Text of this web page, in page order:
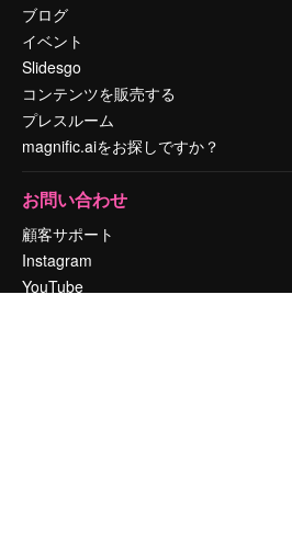
ブログ
イベント
Slidesgo
コンテンツを販売する
プレスルーム
magnific.aiをお探しですか？
お問い合わせ
顧客サポート
Instagram
YouTube